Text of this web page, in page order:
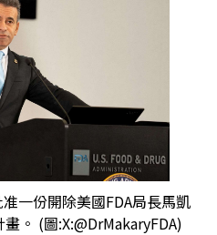
一份開除美國FDA局長馬凱
。 (圖:X:@DrMakaryFDA)